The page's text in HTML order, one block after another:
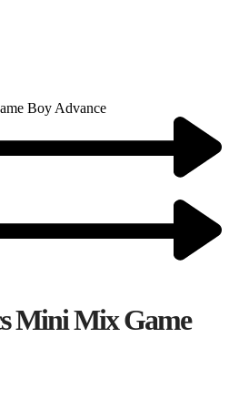
Boy Advance
Mini Mix Game